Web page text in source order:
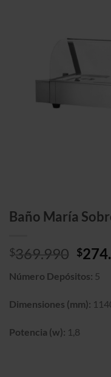
Baño María
$369.990 El
era:
$
Número Depósitos: 5
Dimensiones (mm):
Potencia (w): 1,8